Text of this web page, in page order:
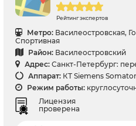
Рейтинг экспертов
Метро: Василеостровская,
Спортивная
Район: Василеостровский
Адрес: Санкт-Петербург:
Аппарат: КТ Siemens
Режим работы:
Лицензия
проверена